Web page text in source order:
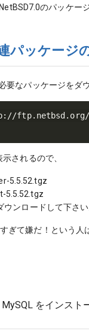
のパッケー
パッケージ
要なパッケージをダ
されるので、
5.5.52.tgz
5.5.52.tgz
ンロードして下さい
ぎて嫌だ！という人
MySQL をインス